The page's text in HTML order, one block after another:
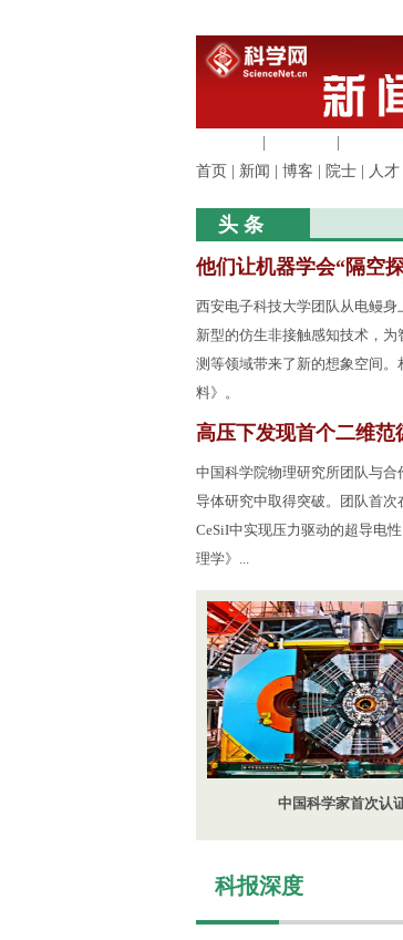
首页
新闻 博客 院士 人才
头 条
他们让机器学会“隔空
西安电子科技大学团队从电鳗
新型的仿生非接触感知技术，
测等领域带来了新的想象空间
料》。
高压下发现首个二维
中国科学院物理研究所团队与
导体研究中取得突破。团队首
CeSiI中实现压力驱动的超导电
理学》...
中国科学家首次认
科报深度